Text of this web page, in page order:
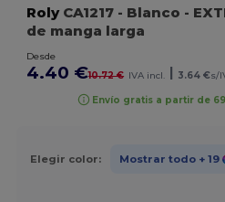
RolyCA1217 - Blanco -
de manga larga
Desde
4.40 €10.72 € IVA incl. 3.64 €s/
Envío gratis a partir de
Elegir color: Mostrar todo + 19